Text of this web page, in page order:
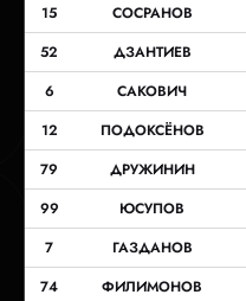
15
СОСРАНОВ
52
ДЗАНТИЕВ
6
САКОВИЧ
12
ПОДОКСЁНОВ
79
ДРУЖИНИН
99
ЮСУПОВ
7
ГАЗДАНОВ
74
ФИЛИМОНОВ